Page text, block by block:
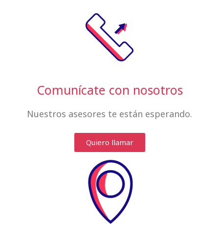
Comunícate con nosotros
Nuestros asesores te están esperando.
Quiero llamar